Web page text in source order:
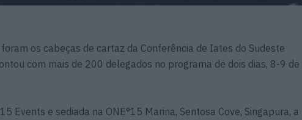
os cabeças de cartaz da Conferência de Iates do Sudeste
com mais de 200 delegados no programa de dois dias, 8-9 de
Events e sediada na ONE°15 Marina, Sentosa Cove, Singapura, a